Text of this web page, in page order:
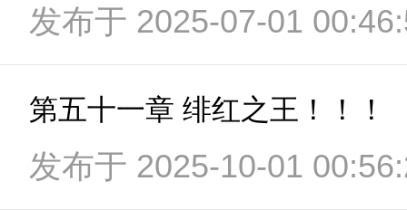
发布于 2025-07-01
第五十一章 绯红之王！！！
发布于 2025-10-01